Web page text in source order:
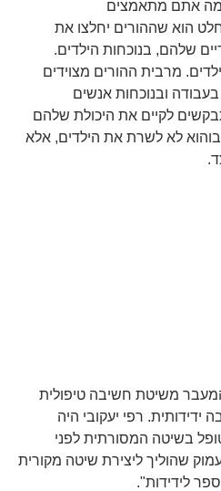
אתם מתאמצים
הוא שההורים יחלצו את
שלהם, בנוכחות הילדים.
מרבית ההורים מצוידים
ובנוכחות אנשים
לקיים את היכולת שלהם
לא לשרת את הילדים, אלא
משיטת חשיבה טיפולית
ידידותית. רפי יעקובי היה
בשיטה המסורתית לפני
שהוליך ליצירת שיטה מקורית
לידידות".